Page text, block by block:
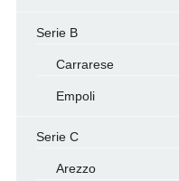
Serie B
Carrarese
Empoli
Serie C
Arezzo